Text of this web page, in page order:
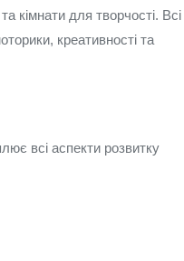
кімнати для творчості. Всі
креативності та
всі аспекти розвитку